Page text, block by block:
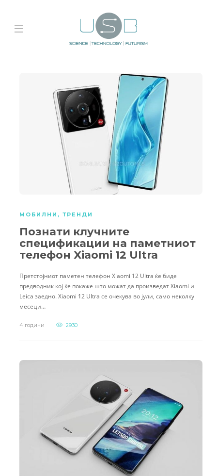
МОБИЛНИ , ТРЕНДИ
Познати клучните
спецификации на паметниот
телефон Xiaomi 12 Ultra
Претстојниот паметен телефон Xiaomi 12 Ultra ќе биде
предводник кој ќе покаже што можат да произведат Xiaomi и
Leica заедно. Xiaomi 12 Ultra се очекува во јули, само неколку
месеци…
4 години 2930